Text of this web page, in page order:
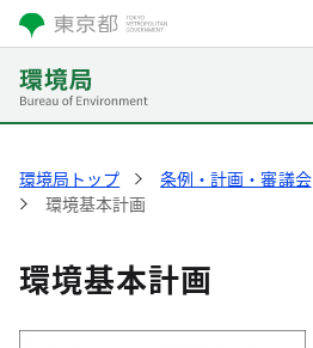
環境局トップ 条例・計画・審議会
環境基本計画
環境基本計画